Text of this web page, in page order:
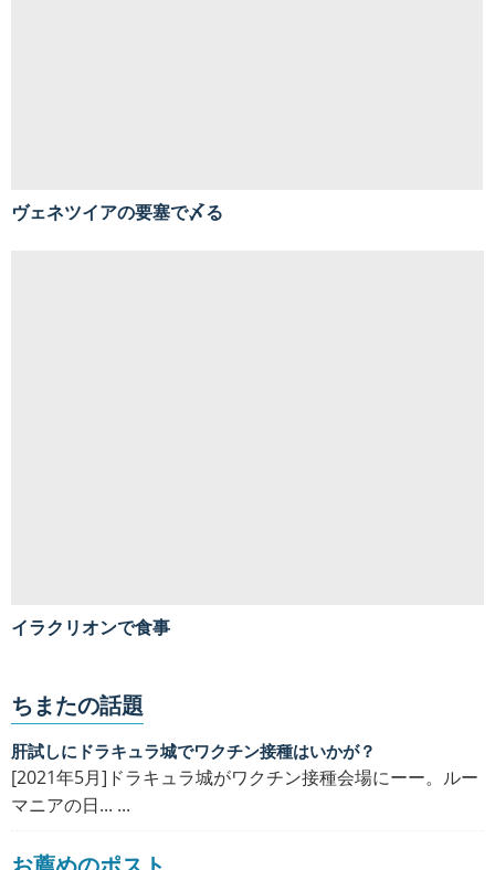
ヴェネツイアの要塞で〆る
イラクリオンで食事
ちまたの話題
肝試しにドラキュラ城でワクチン接種はいかが？
[2021年5月]ドラキュラ城がワクチン接種会場にーー。ルー
マニアの日... ...